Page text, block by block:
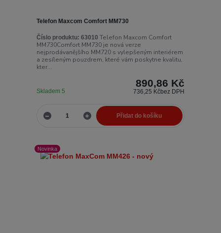
Telefon Maxcom Comfort MM730
Číslo produktu: 63010 Telefon Maxcom Comfort
MM730Comfort MM730 je nová verze
nejprodávanějšího MM720 s vylepšeným interiérem
a zesíleným pouzdrem, které vám poskytne kvalitu,
kter...
890,86 Kč
736,25 Kčbez DPH
Skladem 5
Přidat do košíku
Novinka